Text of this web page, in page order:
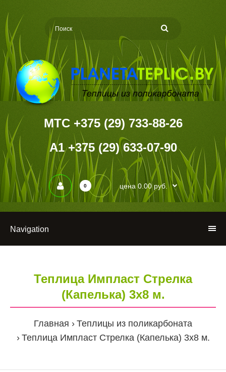
MTC +375 (29) 733-88-26
А1 +375 (29) 633-07-90
0 цена 0.00 руб.
Navigation
Теплица Импласт Стрелка
(Капелька) 3х8 м.
Главная
Теплицы из поликарбоната
Теплица Импласт Стрелка (Капелька) 3х8 м.